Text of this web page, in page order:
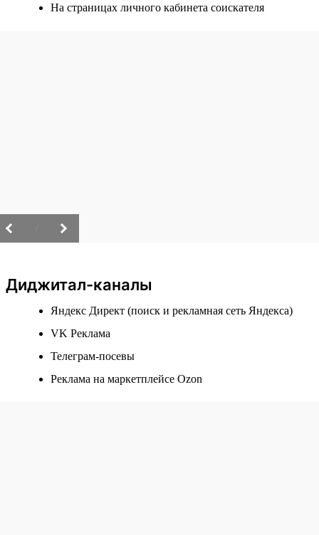
На страницах личного кабинета соискателя
Диджитал-каналы
Яндекс Директ (поиск и рекламная сеть Яндекса)
VK Реклама
Телеграм-посевы
Реклама на маркетплейсе Ozon